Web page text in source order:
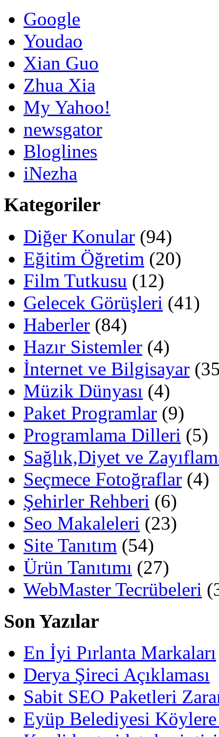
Google
Youdao
Xian Guo
Zhua Xia
My Yahoo!
newsgator
Bloglines
iNezha
Kategoriler
Diğer Konular (94)
Eğitim Öğretim (20)
Film Tutkusu (12)
Gelecek Görüşleri (41)
Haberler (84)
Hazır Sistemler (4)
İnternet ve Bilgisayar
Müzik Dünyası (4)
Paket Programlar (9)
Programlama Dilleri (5)
Sağlık,Diyet ve
Seçmece Fotoğraflar (4)
Şehirler Rehberi (6)
Seo Makaleleri (23)
Site Tanıtım (54)
Ürün Tanıtımı (27)
WebMaster Tecrübeleri
Son Yazılar
En İyi Pırlanta Markaları
Derya Şireci Açıklaması
Sabit SEO Paketleri
Eyüp Belediyesi